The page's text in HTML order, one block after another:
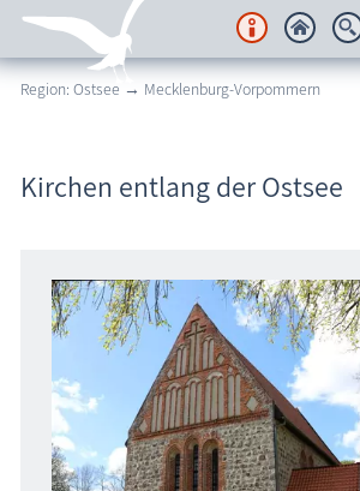
Unterkünfte
Karten
Freizeit
Wissenswertes
Veranstaltungen
Region: Ostsee → Mecklenburg-Vorpommern
Kirchen entlang der Ostsee